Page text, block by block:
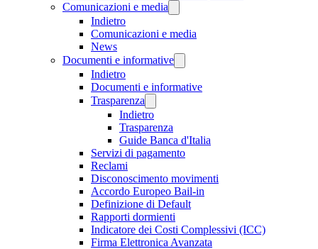
Comunicazioni e media
Indietro
Comunicazioni e media
News
Documenti e informative
Indietro
Documenti e informative
Trasparenza
Indietro
Trasparenza
Guide Banca d'Italia
Servizi di pagamento
Reclami
Disconoscimento movimenti
Accordo Europeo Bail-in
Definizione di Default
Rapporti dormienti
Indicatore dei Costi Complessivi (ICC)
Firma Elettronica Avanzata